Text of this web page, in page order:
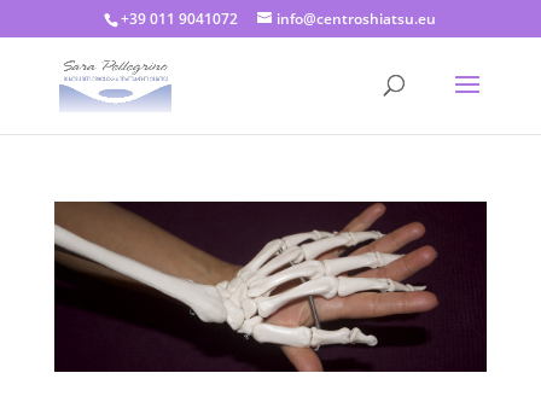
+39 011 9041072 info@centroshiatsu.eu